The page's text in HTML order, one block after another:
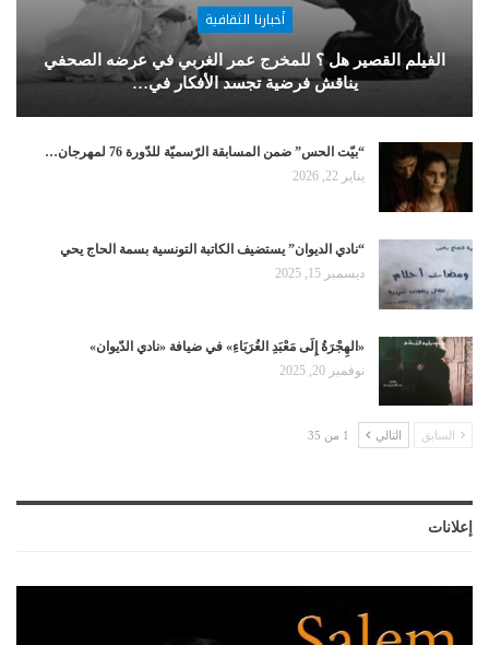
أخبارنا الثقافية
الفيلم القصير هل ؟ للمخرج عمر الغربي في عرضه الصحفي
يناقش فرضية تجسد الأفكار في…
“بيّت الحس” ضمن المسابقة الرّسميّة للدّورة 76 لمهرجان…
يناير 22, 2026
“نادي الديوان” يستضيف الكاتبة التونسية بسمة الحاج يحي
ديسمبر 15, 2025
«الهِجْرَةُ إِلَى مَعْبَدِ الغُرَبَاءِ» في ضيافة «نادي الدّيوان»
نوفمبر 20, 2025
السابق التالي 1 من 35
إعلانات